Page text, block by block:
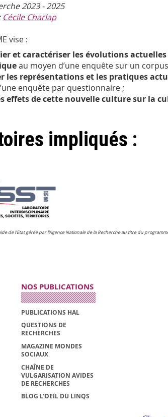
2023 - 2025
Cécile Charlap
vise :
et caractériser les évolutions
au moyen d’une enquête sur un
les représentations et les pratiques
enquête par questionnaire ;
effets de cette nouvelle culture sur la
impliqués :
de l’Etat gérée par l'Agence Nationale de la Recherche au titre du
NOS PUBLICATIONS
PUBLICATIONS HAL
QUESTIONS DE
RECHERCHES
MAGAZINE MONDES
SOCIAUX
CHAÎNE DE
VULGARISATION AVIDES
DE RECHERCHES
BLOG L'OEIL DU LINQS